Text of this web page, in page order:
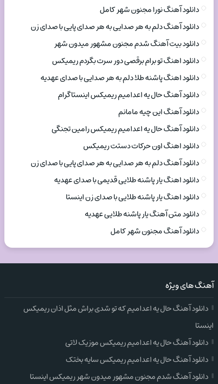
دانلود آهنگ نورا مجنون شهر کامل
دانلود آهنگ دلم به هر صدایی به هر صدای پایی با صدای زن
دانلود بیت آهنگ شدم مجنون مشهور میدون شهر
دانلود اهنگ تو برام برقصی دور سرت بگردم ریمیکس
دانلود اهنگ پاشنه طلا دلم به هر صدایی با صدای عهدیه
دانلود آهنگ حال یه اعدامیم ریمیکس اینستاگرام
دانلود آهنگ این چیه مامانم
دانلود آهنگ حال یه اعدامیم ریمیکس رامین تجنگی
دانلود اهنگ اون حرکات دستت ریمیکس
دانلود آهنگ دلم به هر صدایی به هر صدای پایی با صدای زن
دانلود اهنگ یار پاشنه طلایی قدیمی با صدای عهدیه
دانلود اهنگ یار پاشنه طلایی با صدای زن اینستا
دانلود متن آهنگ یار پاشنه طلایی عهدیه
دانلود آهنگ مجنون شهر کامل
آهنگ های ویژه
دانلود آهنگ حال یه اعدامیم که تو شدی براش مثل اذان ریمیکس
اینستا
دانلود آهنگ حال یه اعدامیم ریمیکس موزیک لاتی
دانلود آهنگ حال یه اعدامیم ریمیکس سایه بختک
دانلود آهنگ شدم مجنون مشهور میدون شهر ریمیکس اینستا